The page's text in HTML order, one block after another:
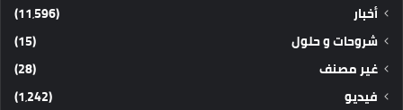
أخبار
(11٬596)
شروحات و حلول
(15)
غير مصنف
(28)
فيديو
(1٬242)